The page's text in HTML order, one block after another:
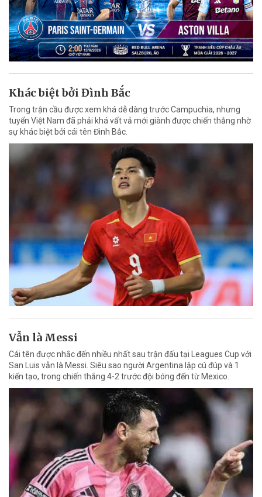
Khác biệt bởi Đình Bắc
Trong trận cầu được xem khá dễ dàng trước Campuchia, nhưng
tuyển Việt Nam đã phải khá vất vả mới giành được chiến thắng nhờ
sự khác biệt bởi cái tên Đình Bắc.
Vẫn là Messi
Cái tên được nhắc đến nhiều nhất sau trận đấu tại Leagues Cup với
San Luis vẫn là Messi. Siêu sao người Argentina lập cú đúp và 1
kiến tạo, trong chiến thắng 4-2 trước đội bóng đến từ Mexico.